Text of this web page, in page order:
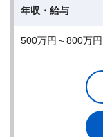
年収・給与
500万円～800万